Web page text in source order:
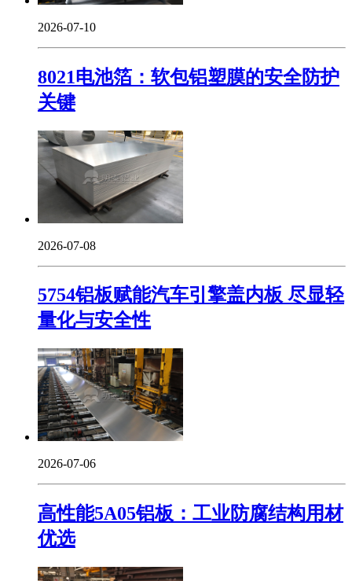
2026-07-10
8021电池箔：软包铝塑膜的安全防护
关键
2026-07-08
5754铝板赋能汽车引擎盖内板 尽显轻
量化与安全性
2026-07-06
‌高性能5A05铝板：工业防腐结构用材
优选